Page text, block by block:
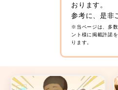
おります。
参考に、是非
※当ページは、多
ント様に掲載許諾
ります。